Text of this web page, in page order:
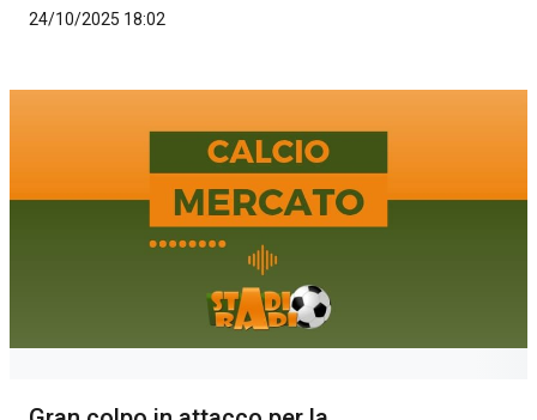
24/10/2025 18:02